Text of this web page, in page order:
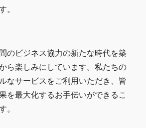
。
のビジネス協力の新たな時代を築
ら楽しみにしています。私たちの
なサービスをご利用いただき、皆
を最大化するお手伝いができるこ
。